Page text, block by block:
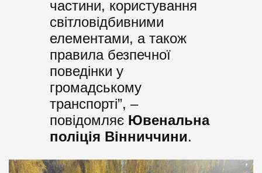
частини, користування
світловідбивними
елементами, а також
правила безпечної
поведінки у
громадському
транспорті”, –
повідомляє Ювенальна
поліція Вінниччини.